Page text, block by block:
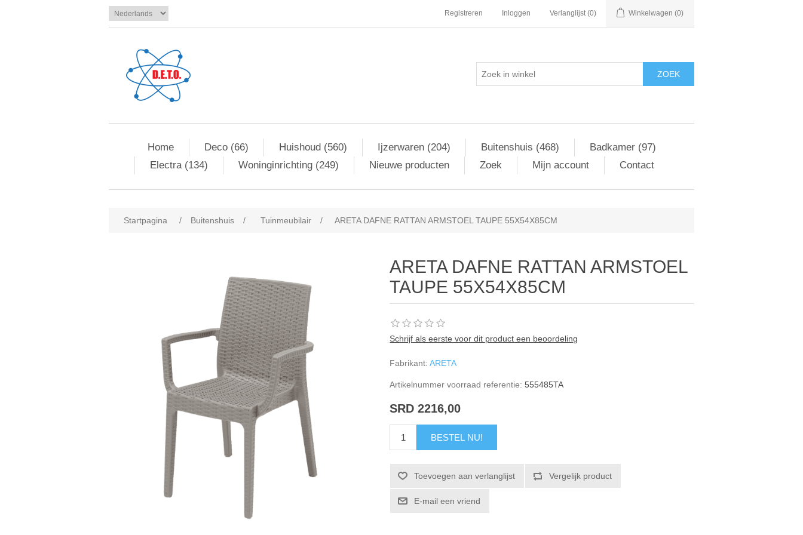
Registreren Inloggen Verlanglijst (0) Winkelwagen (0)
ZOEK
Home Deco (66) Huishoud (560) Ijzerwaren (204) Buitenshuis (468)
Badkamer (97)
Electra (134)
Woninginrichting (249) Nieuwe producten Zoek Mijn account Contact
Startpagina / Buitenshuis / Tuinmeubilair / ARETA DAFNE RATTAN ARMSTOEL TAUPE 55X54X85CM
ARETA DAFNE RATTAN ARMSTOEL
TAUPE 55X54X85CM
Schrijf als eerste voor dit product een beoordeling
Fabrikant: ARETA
Artikelnummer voorraad referentie: 555485TA
SRD 2216,00
BESTEL NU!
Toevoegen aan verlanglijst Vergelijk product
E-mail een vriend